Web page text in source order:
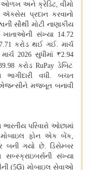
ઓળખ અને ક્રેડિટ, વીમો
પ્રદાન કરવાનો
સૌથી મોટી નાણાકીય
ખાતાઓની સંખ્યા 14.72
કરોડ થઈ ગઈ . માર્ચ
2026સુધીમાં ₹2.94
કરોડ RuPay ડેબિટ
ભાગીદારી વધી. બચત
એજન્સીને મજબૂત બનાવી
ભારતીય પરિવારો ઓછામાં
મોબાઇલ ફોન એક બેંક,
બની ગયો છે. ડિસેમ્બર
સંખ્યા
(5G) મોબાઇલ સેવાઓ